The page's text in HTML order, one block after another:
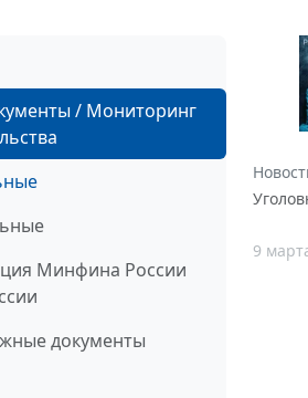
/ Мониторинг
Минфина России
документы
9